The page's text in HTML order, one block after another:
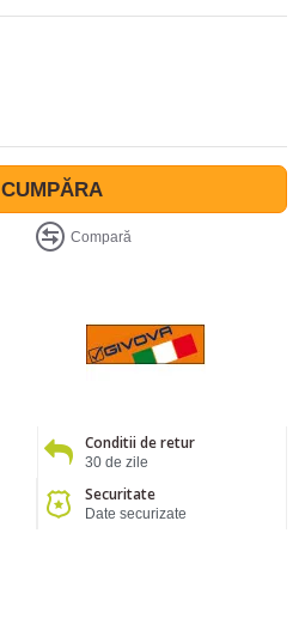
CUMPĂRA
Compară
Conditii de retur
30 de zile
Securitate
Date securizate